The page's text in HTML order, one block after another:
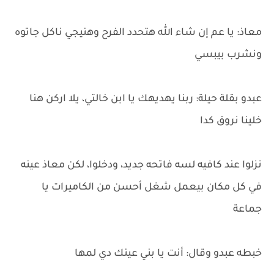
معاذ: يا عم إن شاء الله هتحدد الفرح وهنيجي ناكل جاتوه
ونشرب بيبسي
عبدو بقلة حيلة: ربنا يهديهك يا ابن خالتي، يلا اركن هنا
خلينا نروق كدا
نزلوا عند كافيه لسه فاتحه جديد، ودخلوا، لكن معاذ عينه
في كل مكان بيعمل شغل أحسن من الكاميرات يا
جماعة
خبطه عبدو وقال: أنت يا بني عينك دي لمها